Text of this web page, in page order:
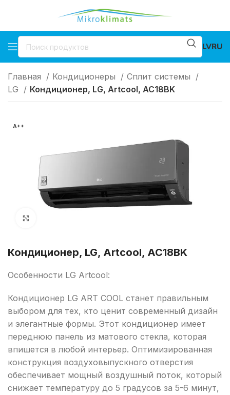
LVRU
Главная Кондиционеры
Cплит системы
LG
Кондиционер, LG, Artcool, AC18BK
A++
Кондиционер, LG, Artcool, AC18BK
Особенности LG Artcool:
Кондиционер LG ART COOL станет правильным
выбором для тех, кто ценит современный дизайн
и элегантные формы. Этот кондиционер имеет
переднюю панель из матового стекла, которая
впишется в любой интерьер. Оптимизированная
конструкция воздуховыпускного отверстия
обеспечивает мощный воздушный поток, который
снижает температуру до 5 градусов за 5-6 минут,